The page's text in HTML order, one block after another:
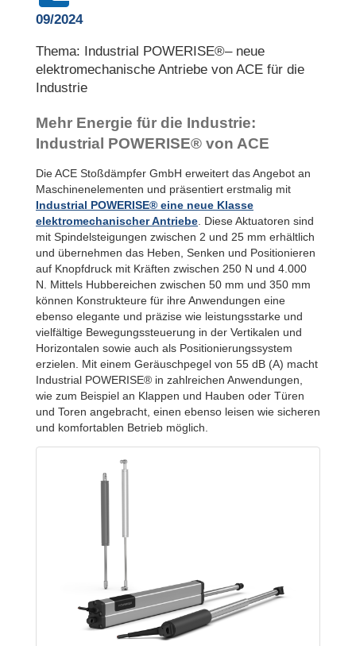
09/2024
Thema: Industrial POWERISE®– neue
elektromechanische Antriebe von ACE für die
Industrie
Mehr Energie für die Industrie:
Industrial POWERISE® von ACE
Die ACE Stoßdämpfer GmbH erweitert das Angebot an
Maschinenelementen und präsentiert erstmalig mit
Industrial POWERISE® eine neue Klasse
elektromechanischer Antriebe . Diese Aktuatoren sind
mit Spindelsteigungen zwischen 2 und 25 mm erhältlich
und übernehmen das Heben, Senken und Positionieren
auf Knopfdruck mit Kräften zwischen 250 N und 4.000
N. Mittels Hubbereichen zwischen 50 mm und 350 mm
können Konstrukteure für ihre Anwendungen eine
ebenso elegante und präzise wie leistungsstarke und
vielfältige Bewegungssteuerung in der Vertikalen und
Horizontalen sowie auch als Positionierungssystem
erzielen. Mit einem Geräuschpegel von 55 dB (A) macht
Industrial POWERISE® in zahlreichen Anwendungen,
wie zum Beispiel an Klappen und Hauben oder Türen
und Toren angebracht, einen ebenso leisen wie sicheren
und komfortablen Betrieb möglich.